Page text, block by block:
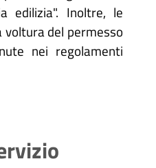
edilizia". Inoltre, le
voltura del permesso
nei regolamenti